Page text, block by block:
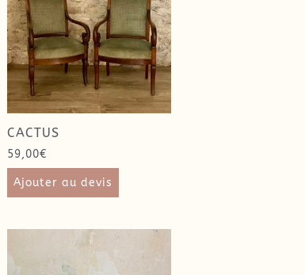
CACTUS
59,00€
Ajouter au devis